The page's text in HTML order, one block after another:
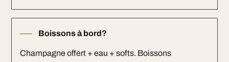
Boissons à bord?
Champagne offert + eau + softs. Boissons